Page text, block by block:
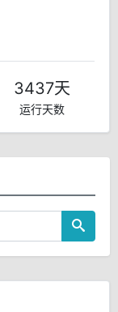
3437天
运行天数